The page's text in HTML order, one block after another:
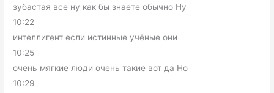
зубастая все ну как бы знаете обычно Ну
10:22
интеллигент если истинные учёные они
10:25
очень мягкие люди очень такие вот да Но
10:29